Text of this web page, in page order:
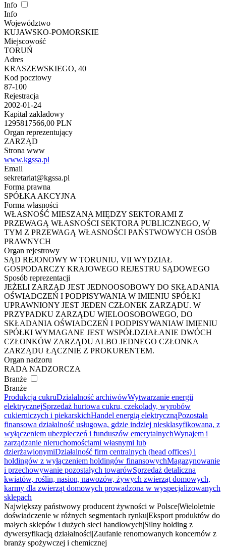
Info
Info
Województwo
KUJAWSKO-POMORSKIE
Miejscowość
TORUŃ
Adres
KRASZEWSKIEGO, 40
Kod pocztowy
87-100
Rejestracja
2002-01-24
Kapitał zakładowy
1295817566,00 PLN
Organ reprezentujący
ZARZĄD
Strona www
www.kgssa.pl
Email
sekretariat@kgssa.pl
Forma prawna
SPÓŁKA AKCYJNA
Forma własności
WŁASNOŚĆ MIESZANA MIĘDZY SEKTORAMI Z
PRZEWAGĄ WŁASNOŚCI SEKTORA PUBLICZNEGO, W
TYM Z PRZEWAGĄ WŁASNOŚCI PAŃSTWOWYCH OSÓB
PRAWNYCH
Organ rejestrowy
SĄD REJONOWY W TORUNIU, VII WYDZIAŁ
GOSPODARCZY KRAJOWEGO REJESTRU SĄDOWEGO
Sposób reprezentacji
JEŻELI ZARZĄD JEST JEDNOOSOBOWY DO SKŁADANIA
OŚWIADCZEŃ I PODPISYWANIA W IMIENIU SPÓŁKI
UPRAWNIONY JEST JEDEN CZŁONEK ZARZĄDU. W
PRZYPADKU ZARZĄDU WIELOOSOBOWEGO, DO
SKŁADANIA OŚWIADCZEŃ I PODPISYWANIAW IMIENIU
SPÓŁKI WYMAGANE JEST WSPÓŁDZIAŁANIE DWÓCH
CZŁONKÓW ZARZĄDU ALBO JEDNEGO CZŁONKA
ZARZĄDU ŁĄCZNIE Z PROKURENTEM.
Organ nadzoru
RADA NADZORCZA
Branże
Branże
Produkcja cukruDziałalność archiwówWytwarzanie energii
elektrycznejSprzedaż hurtowa cukru, czekolady, wyrobów
cukierniczych i piekarskichHandel energią elektrycznąPozostała
finansowa działalność usługowa, gdzie indziej niesklasyfikowana, z
wyłączeniem ubezpieczeń i funduszów emerytalnychWynajem i
zarządzanie nieruchomościami własnymi lub
dzierżawionymiDziałalność firm centralnych (head offices) i
holdingów z wyłączeniem holdingów finansowychMagazynowanie
i przechowywanie pozostałych towarówSprzedaż detaliczna
kwiatów, roślin, nasion, nawozów, żywych zwierząt domowych,
karmy dla zwierząt domowych prowadzona w wyspecjalizowanych
sklepach
Największy państwowy producent żywności w PolsceWieloletnie
doświadczenie w różnych segmentach rynkuEksport produktów do
małych sklepów i dużych sieci handlowych Silny holding z
dywersyfikacją działalnościZaufanie renomowanych koncernów z
branży spożywczej i chemicznej